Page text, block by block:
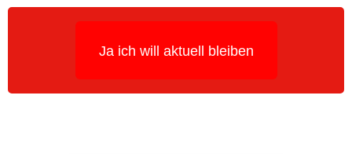
Ja ich will aktuell bleiben